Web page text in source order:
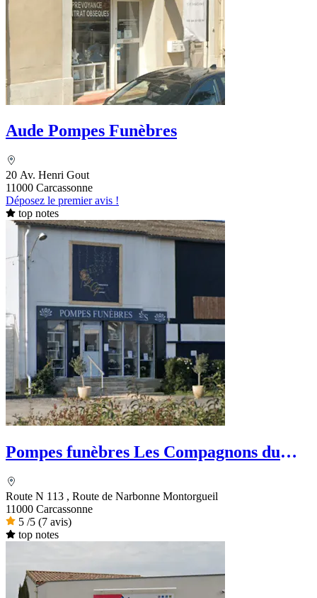
Aude Pompes Funèbres
20 Av. Henri Gout
11000 Carcassonne
Déposez le premier avis !
top notes
Pompes funèbres Les Compagnons du
Route N 113 , Route de Narbonne Montorgueil
11000 Carcassonne
5 /5 (7 avis)
top notes